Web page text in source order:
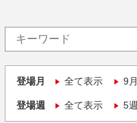
登場月 全て表示 9月
登場週 全て表示 5週